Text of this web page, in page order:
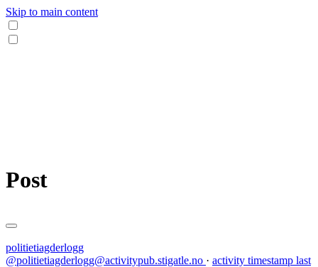
Skip to main content
Post
politietiagderlogg
@politietiagderlogg@activitypub.stigatle.no · activity timestamp last